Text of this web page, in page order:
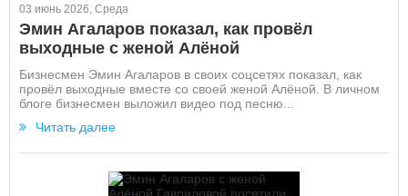
03 июнь 2026, Среда
Эмин Агаларов показал, как провёл
выходные с женой Алёной
Бизнесмен Эмин Агаларов в своих соцсетях показал, как
провёл выходные вместе со своей женой Алёной. В личном
блоге бизнесмен выложил видео под песню...
Читать далее